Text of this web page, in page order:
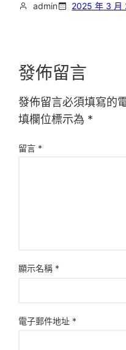
admin 2025 年 3 月
發佈留言
發佈留言必須填寫的
填欄位標示為 *
留言 *
顯示名稱 *
電子郵件地址 *